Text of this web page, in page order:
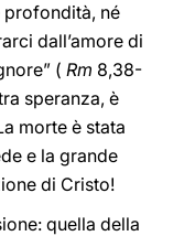
profondità, né
dall’amore di
( Rm 8,38-
speranza, è
morte è stata
e la grande
di Cristo!
quella della